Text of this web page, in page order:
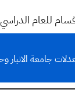
للعام الدراسي 2025
جامعة الانبار